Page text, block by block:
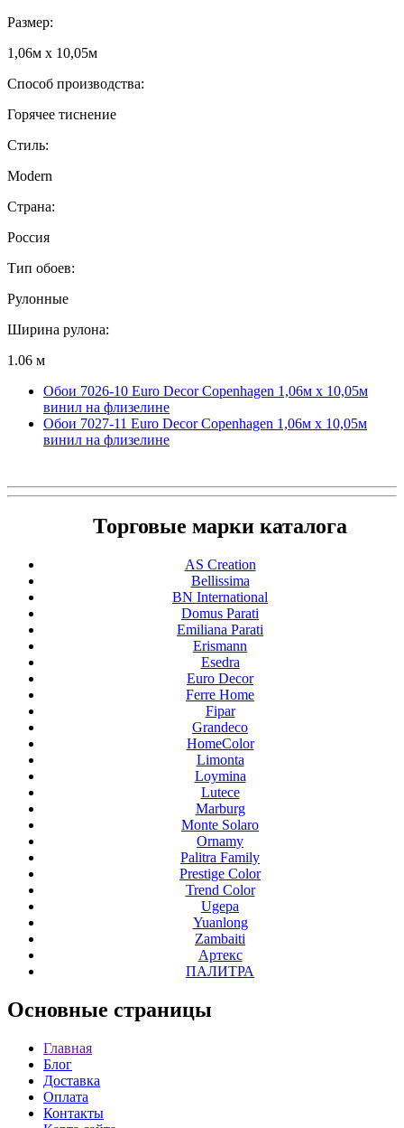
Размер:
1,06м х 10,05м
Способ производства:
Горячее тиснение
Стиль:
Modern
Страна:
Россия
Тип обоев:
Рулонные
Ширина рулона:
1.06 м
Обои 7026-10 Euro Decor Copenhagen 1,06м х 10,05м
винил на флизелине
Обои 7027-11 Euro Decor Copenhagen 1,06м х 10,05м
винил на флизелине
Торговые марки каталога
AS Creation
Bellissima
BN International
Domus Parati
Emiliana Parati
Erismann
Esedra
Euro Decor
Ferre Home
Fipar
Grandeco
HomeColor
Limonta
Loymina
Lutece
Marburg
Monte Solaro
Ornamy
Palitra Family
Prestige Color
Trend Color
Ugepa
Yuanlong
Zambaiti
Артекс
ПАЛИТРА
Основные страницы
Главная
Блог
Доставка
Оплата
Контакты